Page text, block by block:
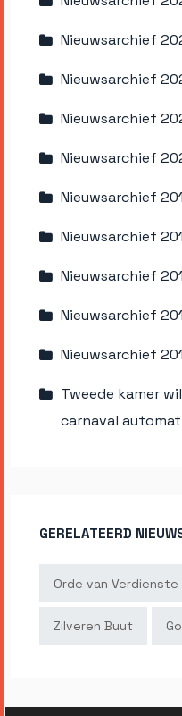
Nieuwsarchief
Nieuwsarchief
Nieuwsarchief
Nieuwsarchief
Nieuwsarchief
Nieuwsarchief
Nieuwsarchief
Nieuwsarchief
Nieuwsarchief
Tweede kamer
carnaval
GERELATEERD
Orde van Verdienste
Zilveren Buut